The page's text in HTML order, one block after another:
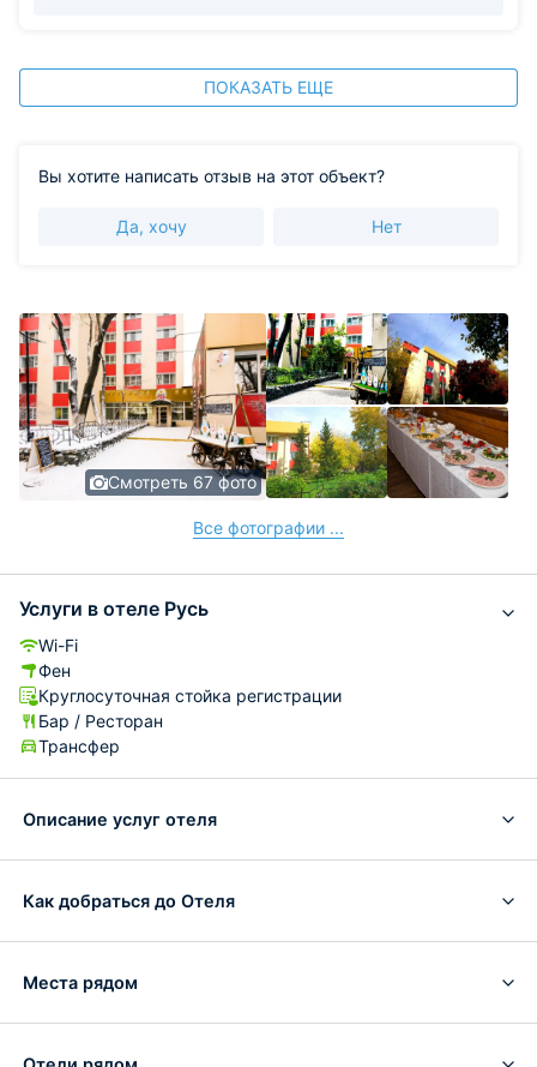
ПОКАЗАТЬ ЕЩЕ
Вы хотите написать отзыв на этот объект?
Да, хочу Нет
Смотреть 67 фото
Все фотографии ...
Услуги в отеле Русь
Wi-Fi
Фен
Круглосуточная стойка регистрации
Бар / Ресторан
Трансфер
Описание услуг отеля
Как добраться до Отеля
Места рядом